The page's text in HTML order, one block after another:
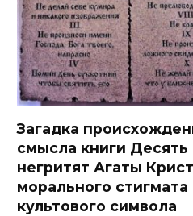
Загадка
смысла книги Десять
негритят Агаты
морального стигмата
культового символа